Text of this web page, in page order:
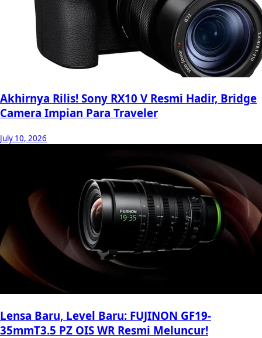
Akhirnya Rilis! Sony RX10 V Resmi Hadir, Bridge
Camera Impian Para Traveler
July 10, 2026
Lensa Baru, Level Baru: FUJINON GF19-
35mmT3.5 PZ OIS WR Resmi Meluncur!